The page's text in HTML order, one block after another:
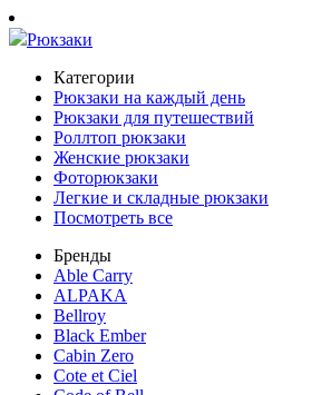
Рюкзаки
Категории
Рюкзаки на каждый день
Рюкзаки для путешествий
Роллтоп рюкзаки
Женские рюкзаки
Фоторюкзаки
Легкие и складные рюкзаки
Посмотреть все
Бренды
Able Carry
ALPAKA
Bellroy
Black Ember
Cabin Zero
Cote et Ciel